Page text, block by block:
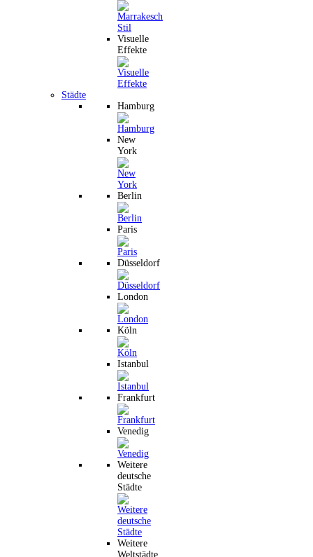
Visuelle
Effekte
Städte
Hamburg
New
York
Berlin
Paris
Düsseldorf
London
Köln
Istanbul
Frankfurt
Venedig
Weitere
deutsche
Städte
Weitere
Weltstädte